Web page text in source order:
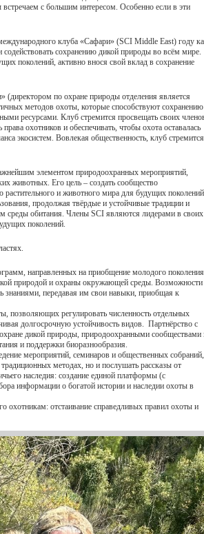
с большим интересом. Особенно если в эти
клуба «Сафари» (SCI Middle East) году
сохранению дикой природы во всём мире.
поколений, активно внося свой вклад в сохранение
(директором по охране природы отделения является
методов охоты, которые способствуют сохранению
ресурсами. Клуб стремится просвещать своих
охотников и обеспечивать, чтобы охота оставалась
экосистем. Вовлекая общественность, клуб стремится
элементом природоохранных мероприятий,
животных. Его цель – создать сообщество
и животного мира для будущих
продолжая твёрдые и устойчивые традиции и
среды обитания. Члены SCI являются лидерами в своих
поколений.
направленных на приобщение молодого поколения
природой и охраны окружающей среды. Возможности
знаниями, передавая им свои навыки, приобщая к
регулировать численность отдельных
долгосрочную устойчивость видов. Партнёрство с
дикой природы, природоохранными сообществами
и поддержки биоразнообразия.
мероприятий, семинаров и общественных собраний,
методах, но и послушать рассказы от
наследия: создание единой платформы (с
информации о богатой истории и наследии охоты в
охотникам: отстаивание справедливых правил охоты и